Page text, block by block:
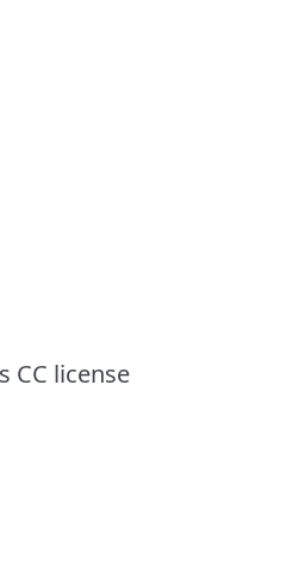
CC license